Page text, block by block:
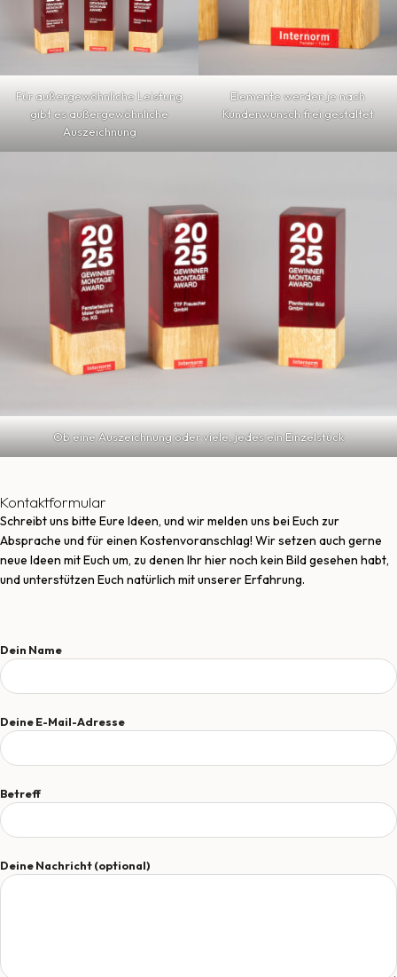
Für außergewöhnliche Leistung
gibt es außergewöhnliche
Auszeichnung
Elemente werden je nach
Kundenwunsch frei gestaltet
Ob eine Auszeichnung oder viele, jedes ein Einzelstück
Kontaktformular
Schreibt uns bitte Eure Ideen, und wir melden uns bei Euch zur
Absprache und für einen Kostenvoranschlag! Wir setzen auch gerne
neue Ideen mit Euch um, zu denen Ihr hier noch kein Bild gesehen habt,
und unterstützen Euch natürlich mit unserer Erfahrung.
Dein Name
Deine E-Mail-Adresse
Betreff
Deine Nachricht (optional)